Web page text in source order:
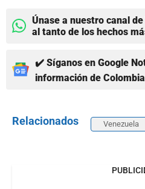
Únase a nuestro canal
al tanto de los hechos
✔️ Síganos en Google
información de
Relacionados Venezuela